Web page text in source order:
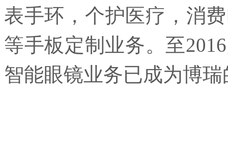
表手环，个护医疗，消
等手板定制业务。至
智能眼镜业务已成为博